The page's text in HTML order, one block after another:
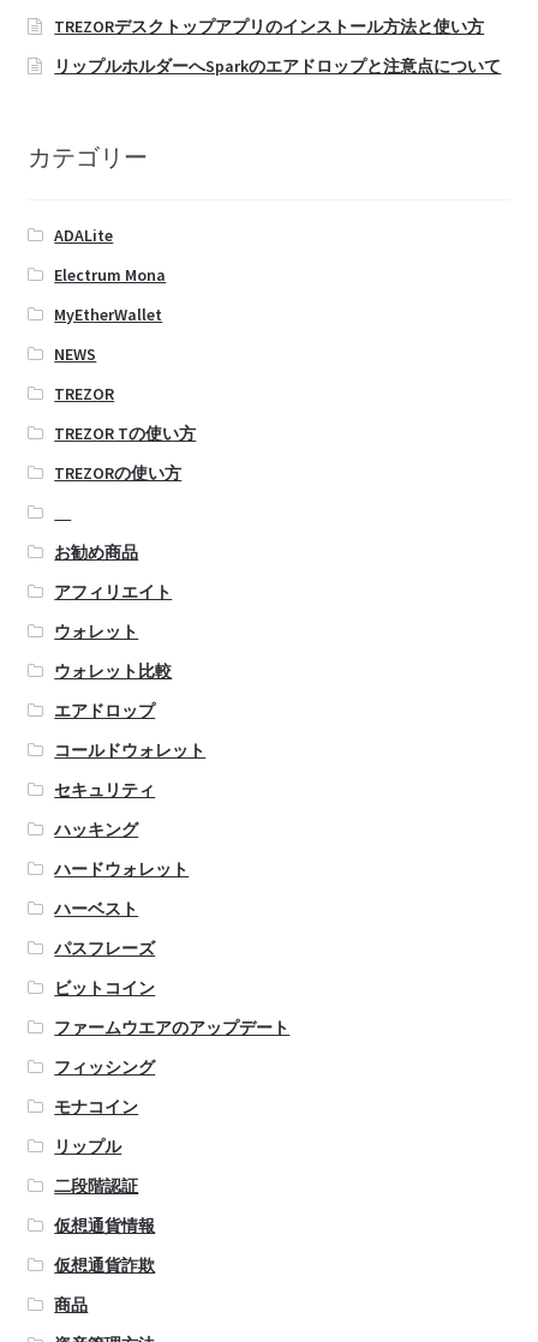
TREZORデスクトップアプリのインストール方法と使い方
リップルホルダーへSparkのエアドロップと注意点について
カテゴリー
ADALite
Electrum Mona
MyEtherWallet
NEWS
TREZOR
TREZOR Tの使い方
TREZORの使い方
お勧め商品
アフィリエイト
ウォレット
ウォレット比較
エアドロップ
コールドウォレット
セキュリティ
ハッキング
ハードウォレット
ハーベスト
パスフレーズ
ビットコイン
ファームウエアのアップデート
フィッシング
モナコイン
リップル
二段階認証
仮想通貨情報
仮想通貨詐欺
商品